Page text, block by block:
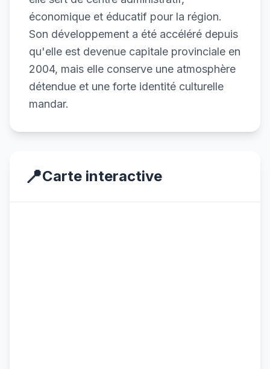
économique et éducatif pour la région.
Son développement a été accéléré depuis
qu'elle est devenue capitale provinciale en
2004, mais elle conserve une atmosphère
détendue et une forte identité culturelle
mandar.
📍Carte interactive